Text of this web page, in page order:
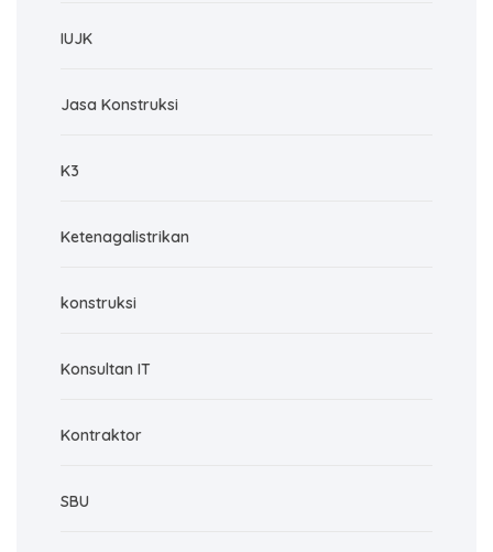
IUJK
Jasa Konstruksi
K3
Ketenagalistrikan
konstruksi
Konsultan IT
Kontraktor
SBU